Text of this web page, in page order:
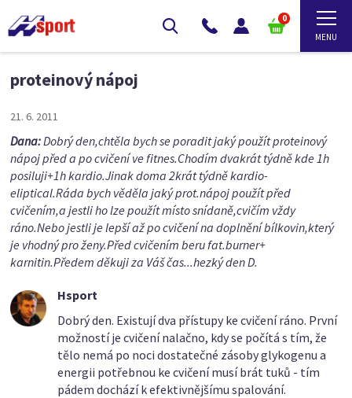
0
proteinový nápoj
21. 6. 2011
Dana:Dobrý den,chtěla bych se poradit jaký použít proteinový
nápoj před a po cvičení ve fitnes.Chodím dvakrát týdně kde 1h
posiluji+1h kardio.Jinak doma 2krát týdně kardio-
eliptical.Ráda bych věděla jaký prot.nápoj použít před
cvičením,a jestli ho lze použít místo snídaně,cvičím vždy
ráno.Nebo jestli je lepší až po cvičení na doplnění bílkovin,který
je vhodný pro ženy.Před cvičením beru fat.burner+
karnitin.Předem děkuji za Váš čas...hezký den D.
Hsport
Dobrý den. Existují dva přístupy ke cvičení ráno. První
možností je cvičení nalačno, kdy se počítá s tím, že
tělo nemá po noci dostatečné zásoby glykogenu a
energii potřebnou ke cvičení musí brát tuků - tím
pádem dochází k efektivnějšímu spalování.